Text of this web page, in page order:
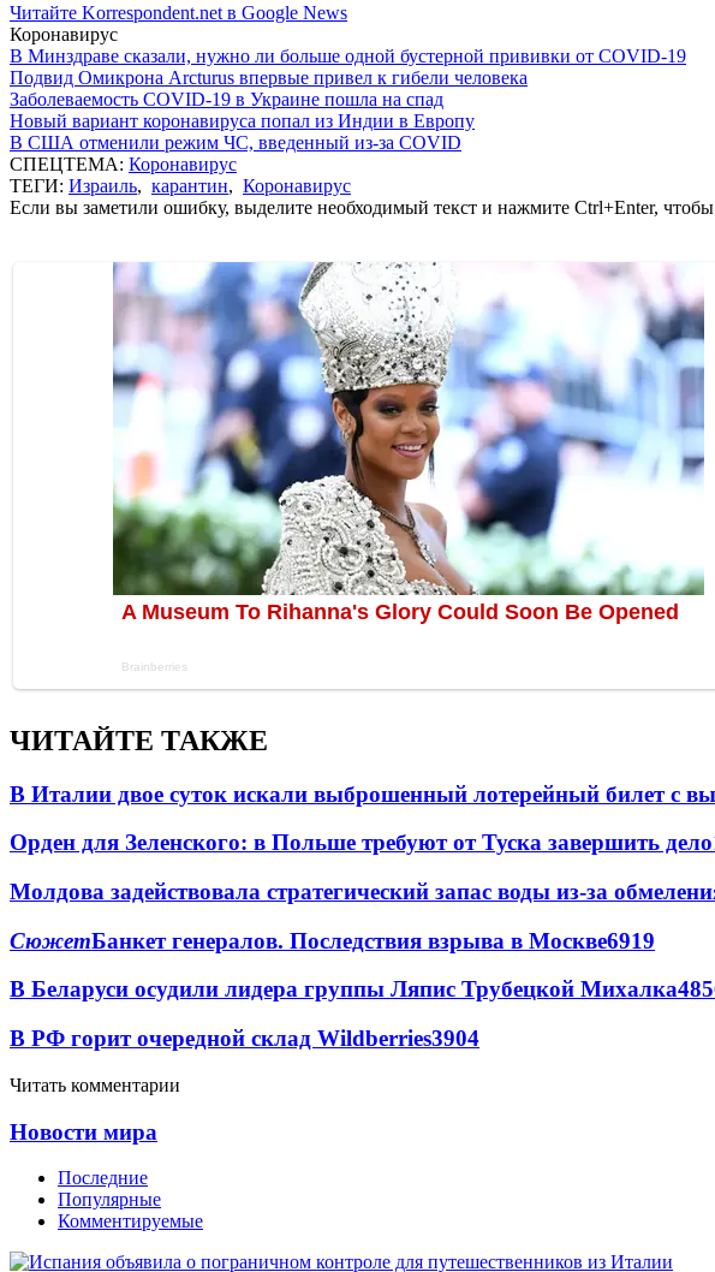
Читайте Korrespondent.net в Google News
Коронавирус
В Минздраве сказали, нужно ли больше одной бустерной прививки от COVID-19
Подвид Омикрона Arcturus впервые привел к гибели человека
Заболеваемость COVID-19 в Украине пошла на спад
Новый вариант коронавируса попал из Индии в Европу
В США отменили режим ЧС, введенный из-за COVID
СПЕЦТЕМА: Коронавирус
ТЕГИ: Израиль, карантин, Коронавирус
Если вы заметили ошибку, выделите необходимый текст и нажмите Ctrl+Enter,
ЧИТАЙТЕ ТАКЖЕ
В Италии двое суток искали выброшенный лотерейный билет с
Орден для Зеленского: в Польше требуют от Туска завершить дело
Молдова задействовала стратегический запас воды из-за
СюжетБанкет генералов. Последствия взрыва в Москве6919
В Беларуси осудили лидера группы Ляпис Трубецкой Михалка
В РФ горит очередной склад Wildberries3904
Читать комментарии
Новости мира
Последние
Популярные
Комментируемые